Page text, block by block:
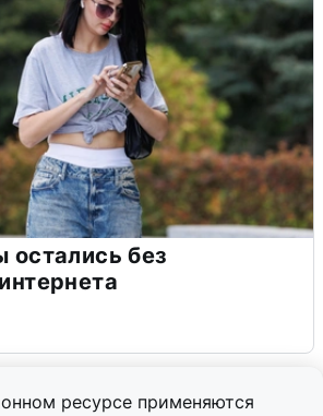
ресурсе применяются
остались без